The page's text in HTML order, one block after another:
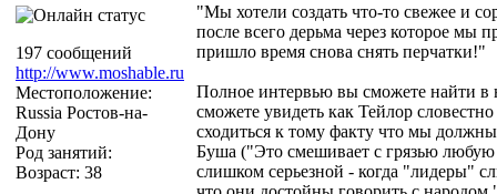
197 сообщений
http://www.moshable.ru
Местоположение:
Russia Ростов-на-
Дону
Род занятий:
Возраст: 38
"Мы хотели создать что-то свежее и
после всего дерьма через которое мы
пришло время снова снять перчатки!"
Полное интервью вы сможете найти
сможете увидеть как Тейлор
сходиться к тому факту что мы
Буша ("Это смешивает с грязью
слишком серьезной - когда "лидеры"